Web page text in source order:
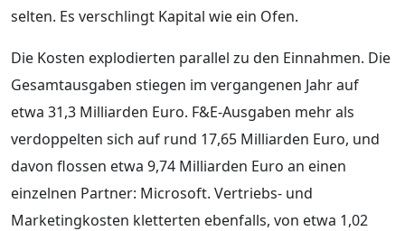
selten. Es verschlingt Kapital wie ein Ofen.
Die Kosten explodierten parallel zu den Einnahmen. Die
Gesamtausgaben stiegen im vergangenen Jahr auf
etwa 31,3 Milliarden Euro. F&E-Ausgaben mehr als
verdoppelten sich auf rund 17,65 Milliarden Euro, und
davon flossen etwa 9,74 Milliarden Euro an einen
einzelnen Partner: Microsoft. Vertriebs- und
Marketingkosten kletterten ebenfalls, von etwa 1,02